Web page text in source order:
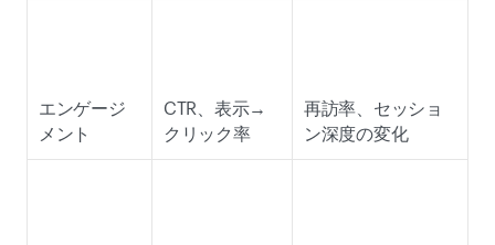
エンゲージ
メント
CTR、表示→
クリック率
再訪率、セッショ
ン深度の変化